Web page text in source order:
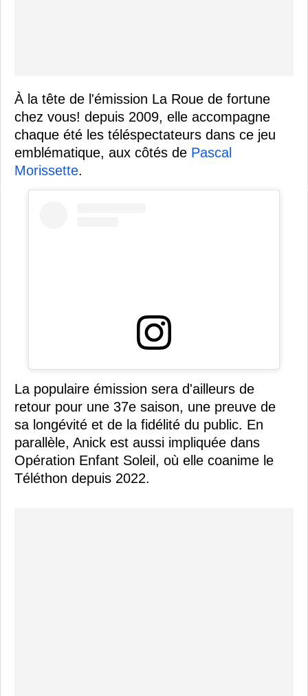
À la tête de l'émission La Roue de fortune
chez vous! depuis 2009, elle accompagne
chaque été les téléspectateurs dans ce jeu
emblématique, aux côtés de Pascal
Morissette.
La populaire émission sera d'ailleurs de
retour pour une 37e saison, une preuve de
sa longévité et de la fidélité du public. En
parallèle, Anick est aussi impliquée dans
Opération Enfant Soleil, où elle coanime le
Téléthon depuis 2022.